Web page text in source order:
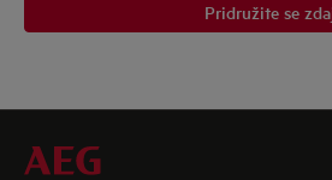
Vodnik za hitri začetekPridružite se